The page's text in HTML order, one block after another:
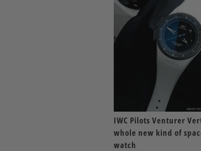
IWC Pilots Venturer
whole new kind of
watch